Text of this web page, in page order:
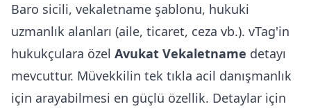
Baro sicili, vekaletname şablonu, hukuki
uzmanlık alanları (aile, ticaret, ceza vb.). vTag'in
hukukçulara özel Avukat Vekaletname detayı
mevcuttur. Müvekkilin tek tıkla acil danışmanlık
için arayabilmesi en güçlü özellik. Detaylar için